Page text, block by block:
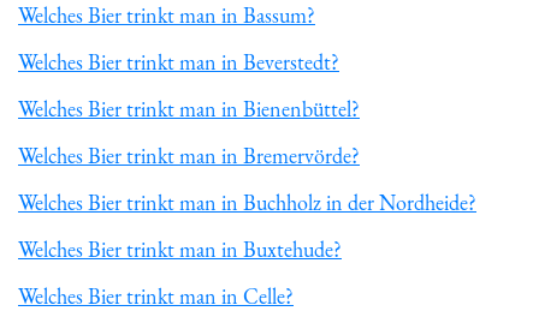
Welches Bier trinkt man in Bassum?
Welches Bier trinkt man in Beverstedt?
Welches Bier trinkt man in Bienenbüttel?
Welches Bier trinkt man in Bremervörde?
Welches Bier trinkt man in Buchholz in der Nordheide?
Welches Bier trinkt man in Buxtehude?
Welches Bier trinkt man in Celle?